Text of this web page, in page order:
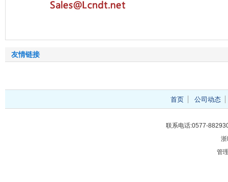
友情链接
首页 公司动态
联系电话:0577-
管